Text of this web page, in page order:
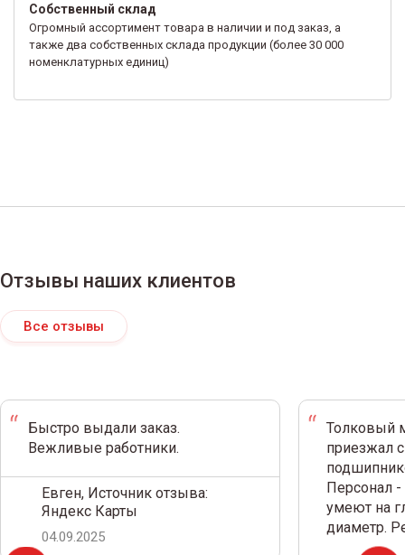
Собственный склад
Огромный ассортимент товара в наличии и под заказ, а
также два собственных склада продукции (более 30 000
номенклатурных единиц)
Отзывы наших клиентов
Все отзывы
Быстро выдали заказ.
Вежливые работники.
Евген, Источник отзыва:
Яндекс Карты
04.09.2025
Толковый
приезжал
Персонал
умеют на
диаметр.